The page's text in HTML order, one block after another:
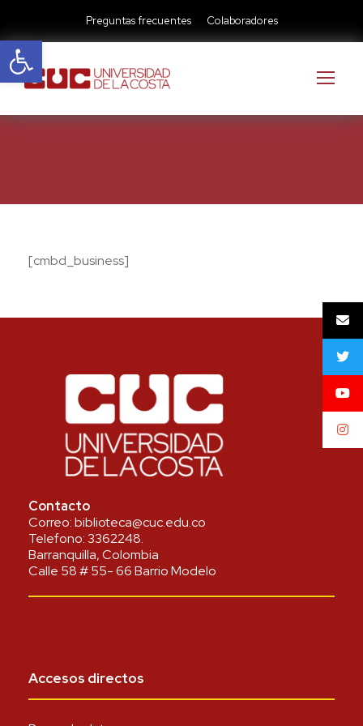
Abrir barra de herramientas
Preguntas frecuentes Colaboradores
[cmbd_business]
Contacto
Correo:biblioteca@cuc.edu.co
Telefono:3362248.
Barranquilla, Colombia
Calle 58 # 55- 66 Barrio Modelo
Accesos directos